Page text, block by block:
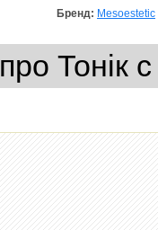
Бренд: Mesoestetic
про Тонік